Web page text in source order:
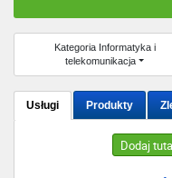
Kategoria Informatyka i
telekomunikacja
Usługi Produkty
Dodaj
Poznań
Łódź